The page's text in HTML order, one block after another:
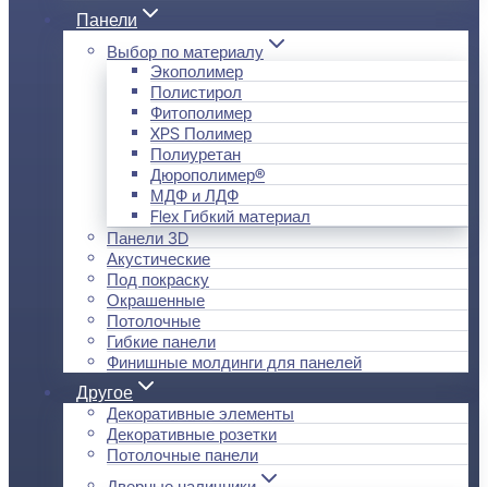
Панели
Выбор по материалу
Экополимер
Полистирол
Фитополимер
XPS Полимер
Полиуретан
Дюрополимер®
МДФ и ЛДФ
Flex Гибкий материал
Панели 3D
Акустические
Под покраску
Окрашенные
Потолочные
Гибкие панели
Финишные молдинги для панелей
Другое
Декоративные элементы
Декоративные розетки
Потолочные панели